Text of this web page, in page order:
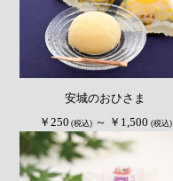
安城のおひさま
￥250 (税込) ～ ￥1,500 (税込)